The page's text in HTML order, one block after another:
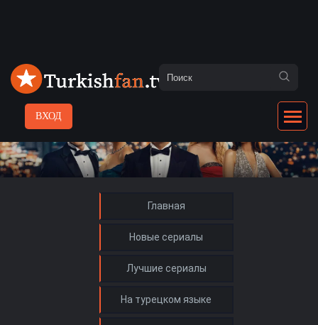
ВХОД
Главная
Новые сериалы
Лучшие сериалы
На турецком языке